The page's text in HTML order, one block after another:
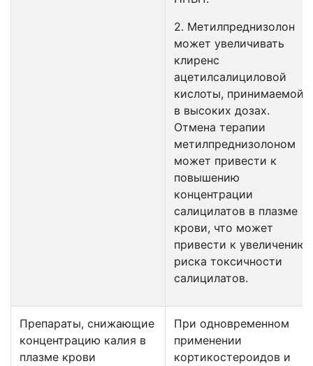
2. Метилпреднизолон
может увеличивать
клиренс
ацетилсалициловой
кислоты, принимаемой
в высоких дозах.
Отмена терапии
метилпреднизолоном
может привести к
повышению
концентрации
салицилатов в плазме
крови, что может
привести к увеличению
риска токсичности
салицилатов.
Препараты, снижающие
концентрацию калия в
плазме крови
При одновременном
применении
кортикостероидов и